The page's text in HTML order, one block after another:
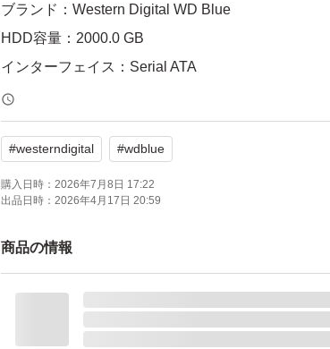
ブランド：Western Digital WD Blue
HDD容量：2000.0 GB
インターフェイス：Serial ATA
HDDフォームファクター：3.5インチ
・電源投入回数:17回
・累計使用時間:3791時間
・製造年月日:202５.9.3
ご覧のソフトにて異常値等ない事を確認しておりま
にて発送します。
初期不良については発送後、7日以内であれば返品
#westerndigital #wdblue
購入日時： 2026年7月8日 17:22
出品日時： 2026年4月17日 20:59
商品の情報